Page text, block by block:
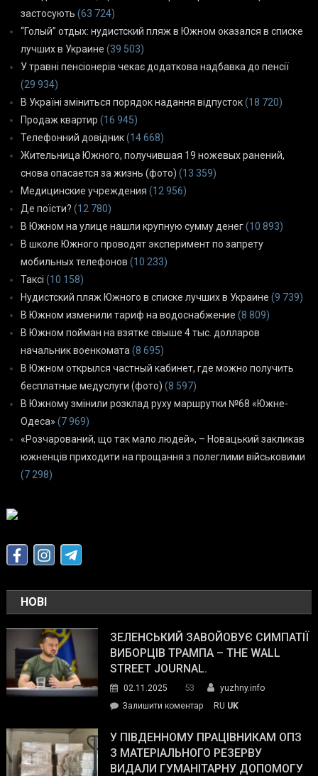
застосують (63 724)
“Голый” отдых: нудистский пляж в Южном оказался в списке
лучших в Украине (39 503)
У травні пенсіонерів чекає додаткова надбавка до пенсії
(29 934)
В Україні зміниться порядок надання відпусток(18 720)
Продаж квартир (16 945)
Телефонний довідник(14 668)
Жительница Южного, получившая 19 ножевых ранений,
снова опасается за жизнь (фото) (13 359)
Медицинские учреждения (12 956)
Де поїсти? (12 780)
В Южном на улице нашли крупную сумму денег(10 893)
В школе Южного проводят эксперимент по запрету
мобильных телефонов (10 233)
Таксі (10 158)
Нудистский пляж Южного в списке лучших в Украине (9 739)
В Южном изменили тариф на водоснабжение (8 809)
В Южном пойман на взятке свыше 4 тыс. долларов
начальник военкомата (8 695)
В Южном открылся частный кабинет, где можно получить
бесплатные медуслуги (фото) (8 597)
В Южному змінили розклад руху маршрутки №68 «Южне-
Одеса» (7 969)
«Розчарований, що так мало людей», – Новацький закликав
южненців приходити на прощання з полеглими військовими
(7 298)
НОВІ
ЗЕЛЕНСЬКИЙ ЗАВОЙОВУЄ СИМПАТІЇ
ВИБОРЦІВ ТРАМПА – THE WALL
STREET JOURNAL.
02.11.2025 53
yuzhny.info
Залишити коментарon
завойовує
симпатії
виборців
RU UK
У ПІВДЕННОМУ ПРАЦІВНИКАМ ОПЗ
З МАТЕРІАЛЬНОГО РЕЗЕРВУ
ВИДАЛИ ГУМАНІТАРНУ ДОПОМОГУ